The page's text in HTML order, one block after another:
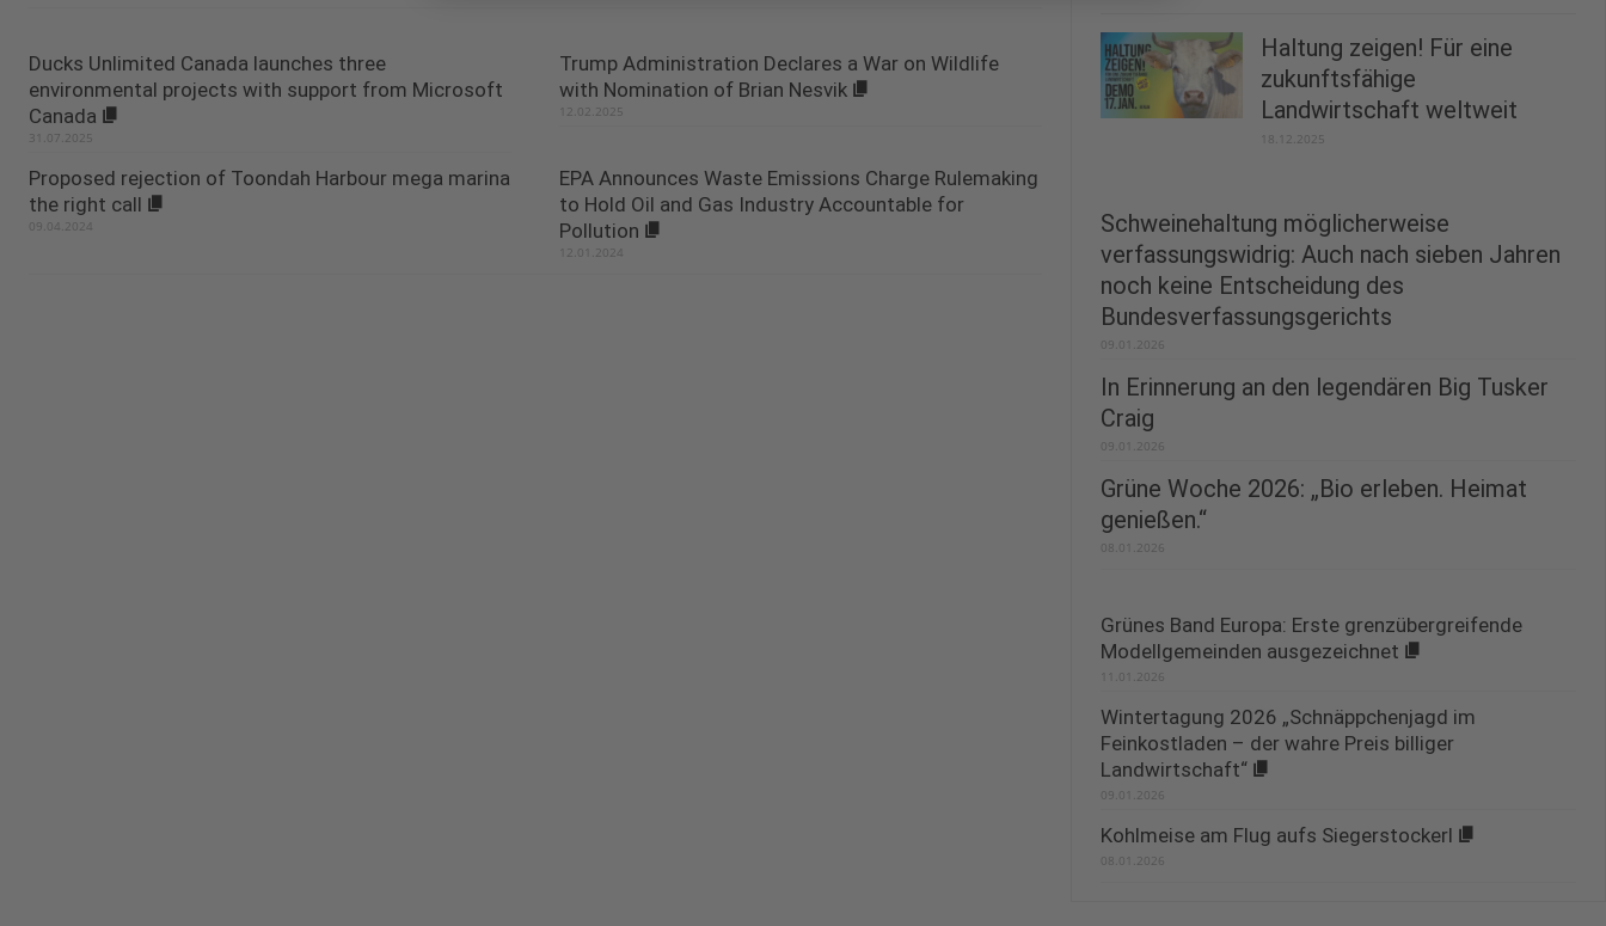
Ducks Unlimited Canada launches three
environmental projects with support from Microsoft
Canada
31.07.2025
Trump Administration Declares a War on Wildlife
with Nomination of Brian Nesvik
12.02.2025
Proposed rejection of Toondah Harbour mega marina
the right call
09.04.2024
EPA Announces Waste Emissions Charge Rulemaking
to Hold Oil and Gas Industry Accountable for
Pollution
12.01.2024
Haltung zeigen! Für eine
zukunftsfähige
Landwirtschaft weltweit
18.12.2025
Schweinehaltung möglicherweise
verfassungswidrig: Auch nach sieben Jahren
noch keine Entscheidung des
Bundesverfassungsgerichts
09.01.2026
In Erinnerung an den legendären Big Tusker
Craig
09.01.2026
Grüne Woche 2026: „Bio erleben. Heimat
genießen.“
08.01.2026
Grünes Band Europa: Erste grenzübergreifende
Modellgemeinden ausgezeichnet
11.01.2026
Wintertagung 2026 „Schnäppchenjagd im
Feinkostladen – der wahre Preis billiger
Landwirtschaft“
09.01.2026
Kohlmeise am Flug aufs Siegerstockerl
08.01.2026